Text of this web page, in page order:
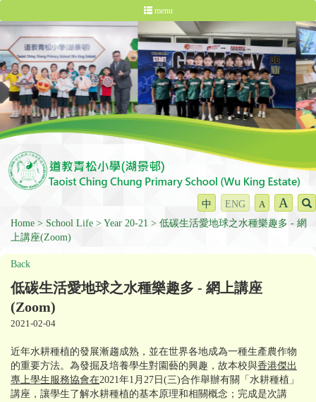
menu
中 ENG A A
Home School Life Year 20-21
低碳生活愛地球之水種樂趣多 - 網
上講座(Zoom)
Back
低碳生活愛地球之水種樂趣多 - 網上講座
(Zoom)
2021-02-04
近年水耕種植的發展漸趨成熟，並在世界各地成為一種生產農作物
的重要方法。為發掘及培養學生對園藝的興趣，故本校與香港傑出
專上學生服務協會在2021年1月27日(三)合作舉辦有關「水耕種植」
講座，讓學生了解水耕種植的基本原理和相關概念；完成是次講